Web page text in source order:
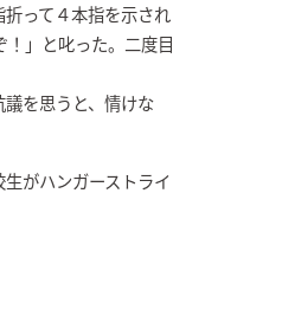
って４本指を示され
」と叱った。二度目
を思うと、情けな
がハンガーストライ